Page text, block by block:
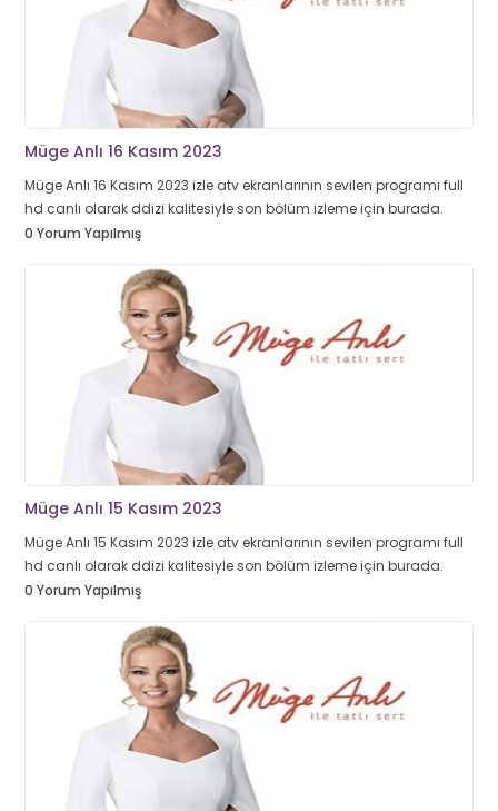
Müge Anlı 16 Kasım 2023
Müge Anlı 16 Kasım 2023 izle atv ekranlarının sevilen programı full
hd canlı olarak ddizi kalitesiyle son bölüm izleme için burada.
0 Yorum Yapılmış
Müge Anlı 15 Kasım 2023
Müge Anlı 15 Kasım 2023 izle atv ekranlarının sevilen programı full
hd canlı olarak ddizi kalitesiyle son bölüm izleme için burada.
0 Yorum Yapılmış